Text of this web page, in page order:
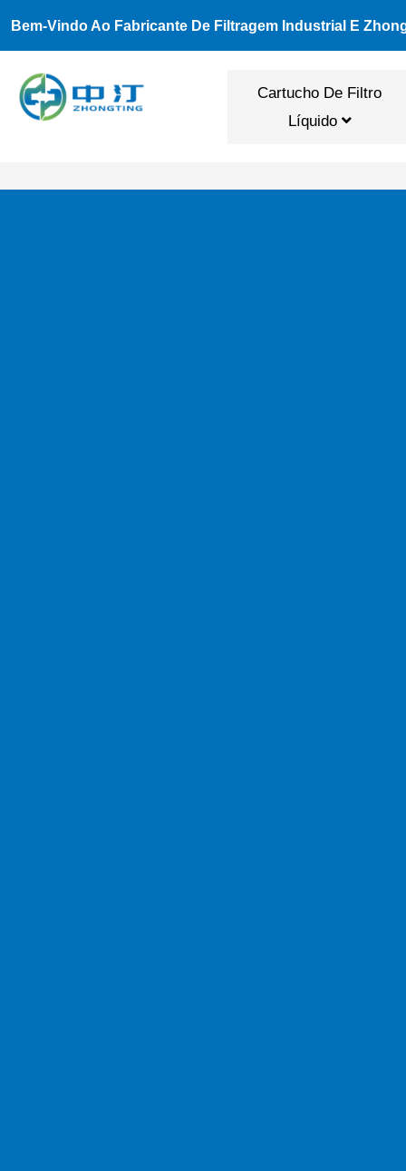
Conteúdo
Bem-Vindo Ao Fabricante De Filtragem Industrial E
Cartucho De Filtro
Líquido